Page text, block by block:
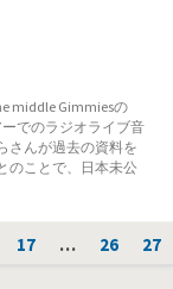
middle Gimmiesの
でのラジオライブ音
さんが過去の資料を
のことで、日本未公
17 … 26 27